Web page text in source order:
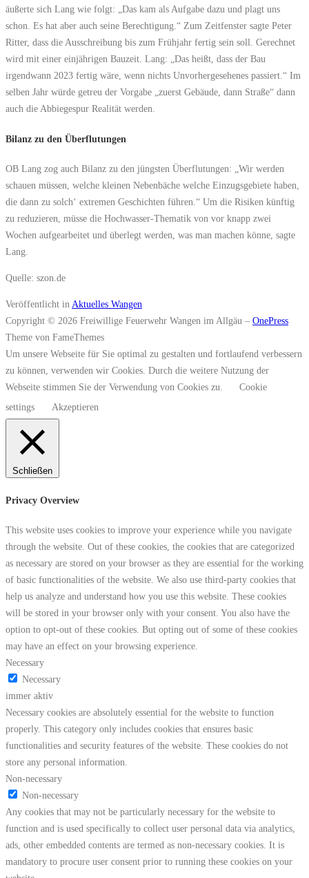
äußerte sich Lang wie folgt: „Das kam als Aufgabe dazu und plagt uns
schon. Es hat aber auch seine Berechtigung.“ Zum Zeitfenster sagte Peter
Ritter, dass die Ausschreibung bis zum Frühjahr fertig sein soll. Gerechnet
wird mit einer einjährigen Bauzeit. Lang: „Das heißt, dass der Bau
irgendwann 2023 fertig wäre, wenn nichts Unvorhergesehenes passiert.“ Im
selben Jahr würde getreu der Vorgabe „zuerst Gebäude, dann Straße“ dann
auch die Abbiegespur Realität werden.
Bilanz zu den Überflutungen
OB Lang zog auch Bilanz zu den jüngsten Überflutungen: „Wir werden
schauen müssen, welche kleinen Nebenbäche welche Einzugsgebiete haben,
die dann zu solch‘ extremen Geschichten führen.“ Um die Risiken künftig
zu reduzieren, müsse die Hochwasser-Thematik von vor knapp zwei
Wochen aufgearbeitet und überlegt werden, was man machen könne, sagte
Lang.
Quelle: szon.de
Veröffentlicht inAktuelles Wangen
Copyright © 2026 Freiwillige Feuerwehr Wangen im Allgäu – OnePress
Theme von FameThemes
Um unsere Webseite für Sie optimal zu gestalten und fortlaufend verbessern
zu können, verwenden wir Cookies. Durch die weitere Nutzung der
Webseite stimmen Sie der Verwendung von Cookies zu.
Cookie
settings
Akzeptieren
Schließen
Privacy Overview
This website uses cookies to improve your experience while you navigate
through the website. Out of these cookies, the cookies that are categorized
as necessary are stored on your browser as they are essential for the working
of basic functionalities of the website. We also use third-party cookies that
help us analyze and understand how you use this website. These cookies
will be stored in your browser only with your consent. You also have the
option to opt-out of these cookies. But opting out of some of these cookies
may have an effect on your browsing experience.
Necessary
Necessary
immer aktiv
Necessary cookies are absolutely essential for the website to function
properly. This category only includes cookies that ensures basic
functionalities and security features of the website. These cookies do not
store any personal information.
Non-necessary
Non-necessary
Any cookies that may not be particularly necessary for the website to
function and is used specifically to collect user personal data via analytics,
ads, other embedded contents are termed as non-necessary cookies. It is
mandatory to procure user consent prior to running these cookies on your